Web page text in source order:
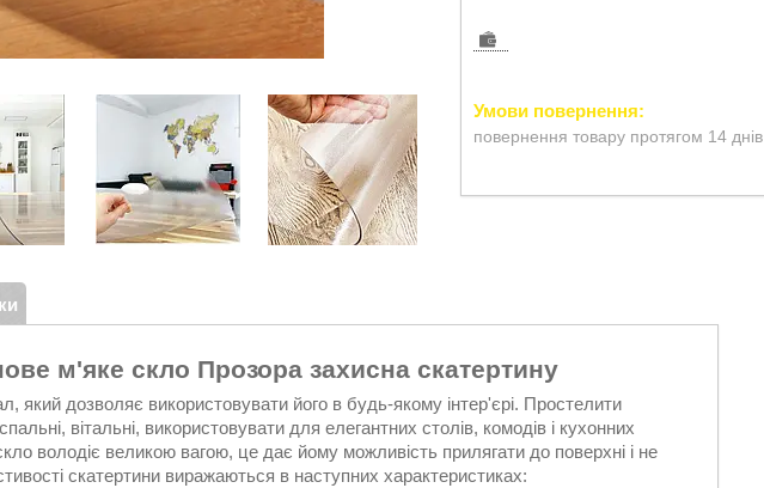
повернення товару протягом 14 днів
м'яке скло Прозора захисна скатертину
який дозволяє використовувати його в будь-якому інтер'єрі. Простелити
вітальні, використовувати для елегантних столів, комодів і кухонних
володіє великою вагою, це дає йому можливість прилягати до поверхні і не
скатертини виражаються в наступних характеристиках: